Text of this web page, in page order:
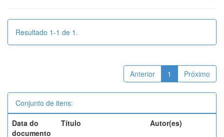
Resultado 1-1 de 1.
Anterior 1 Próximo
Conjunto de itens:
Data do
documento
Título Autor(es)